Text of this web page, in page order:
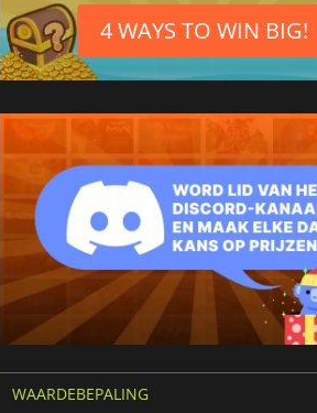
4 WAYS TO WIN BIG!
WAARDEBEPALING